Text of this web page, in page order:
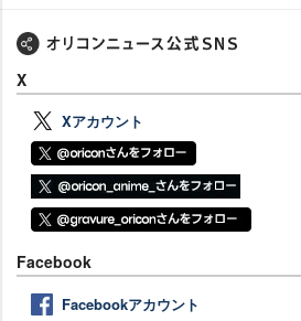
X
Xアカウント
Facebook
Facebookアカウント